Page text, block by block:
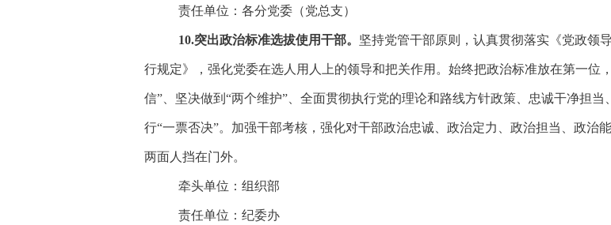
责任单位：各分党委（党总支）
10.突出政治标准选拔使用干部。 坚持党管干部原则，认真贯彻落实《党政领
行规定》，强化党委在选人用人上的领导和把关作用。始终把政治标准放在第一位
信”、坚决做到“两个维护”、全面贯彻执行党的理论和路线方针政策、忠诚干净担
行“一票否决”。加强干部考核，强化对干部政治忠诚、政治定力、政治担当、政治
两面人挡在门外。
牵头单位：组织部
责任单位：纪委办